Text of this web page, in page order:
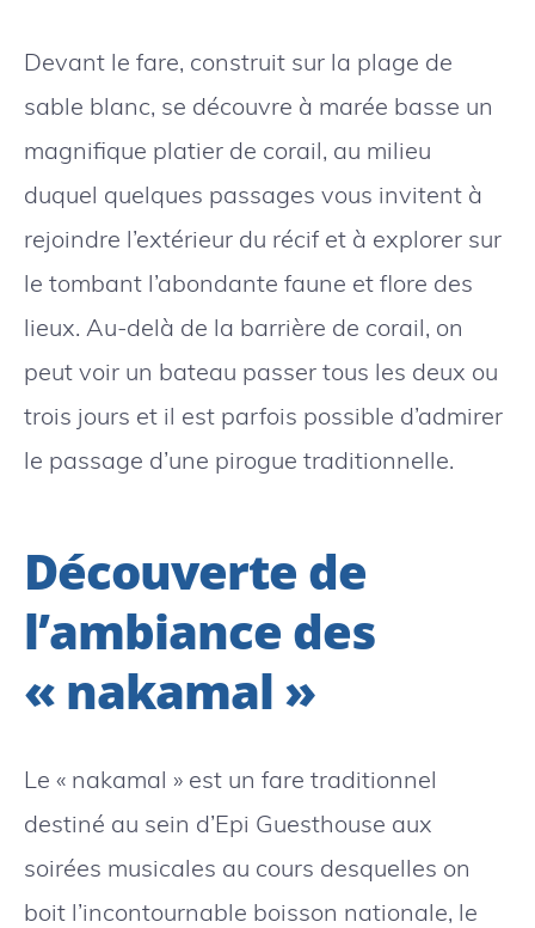
Devant le fare, construit sur la plage de
sable blanc, se découvre à marée basse un
magnifique platier de corail, au milieu
duquel quelques passages vous invitent à
rejoindre l’extérieur du récif et à explorer sur
le tombant l’abondante faune et flore des
lieux. Au-delà de la barrière de corail, on
peut voir un bateau passer tous les deux ou
trois jours et il est parfois possible d’admirer
le passage d’une pirogue traditionnelle.
Découverte de
l’ambiance des
« nakamal »
Le « nakamal » est un fare traditionnel
destiné au sein d’Epi Guesthouse aux
soirées musicales au cours desquelles on
boit l’incontournable boisson nationale, le